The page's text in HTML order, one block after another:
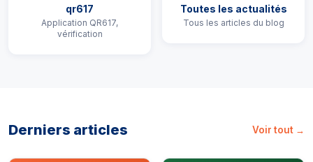
qr617
Application QR617,
vérification
Toutes les actualités
Tous les articles du blog
Derniers articles Voir tout →